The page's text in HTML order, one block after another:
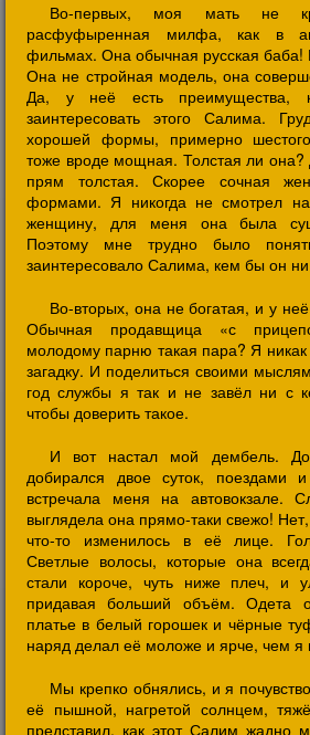
Во-первых, моя мать не
расфуфыренная милфа, как в
фильмах. Она обычная русская баба!
Она не стройная модель, она
Да, у неё есть преимущества,
заинтересовать этого Салима.
хорошей формы, примерно
тоже вроде мощная. Толстая ли она?
прям толстая. Скорее сочная
формами. Я никогда не смотрел
женщину, для меня она была
Поэтому мне трудно было
заинтересовало Салима, кем бы он
Во-вторых, она не богатая, и у
Обычная продавщица «с
молодому парню такая пара? Я никак
загадку. И поделиться своими
год службы я так и не завёл ни с
чтобы доверить такое.
И вот настал мой дембель.
добирался двое суток, поездами
встречала меня на автовокзале.
выглядела она прямо-таки свежо!
что-то изменилось в её лице.
Светлые волосы, которые она
стали короче, чуть ниже плеч, и
придавая больший объём. Одета
платье в белый горошек и чёрные
наряд делал её моложе и ярче, чем я
Мы крепко обнялись, и я
её пышной, нагретой солнцем,
представил, как этот Салим жадно